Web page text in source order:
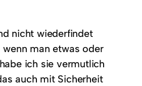
nicht wiederfindet
man etwas oder
ich sie vermutlich
auch mit Sicherheit